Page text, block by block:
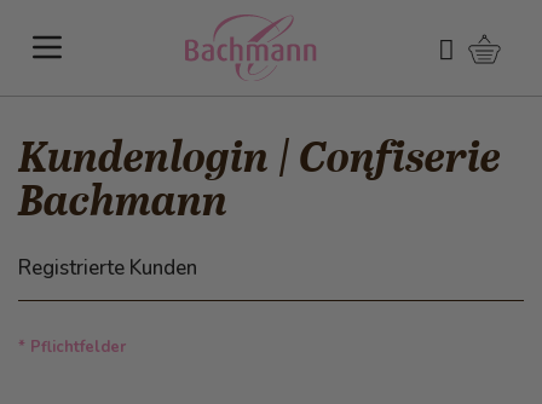
Suchen
Kundenlogin | Confiserie
Bachmann
Registrierte Kunden
* Pflichtfelder